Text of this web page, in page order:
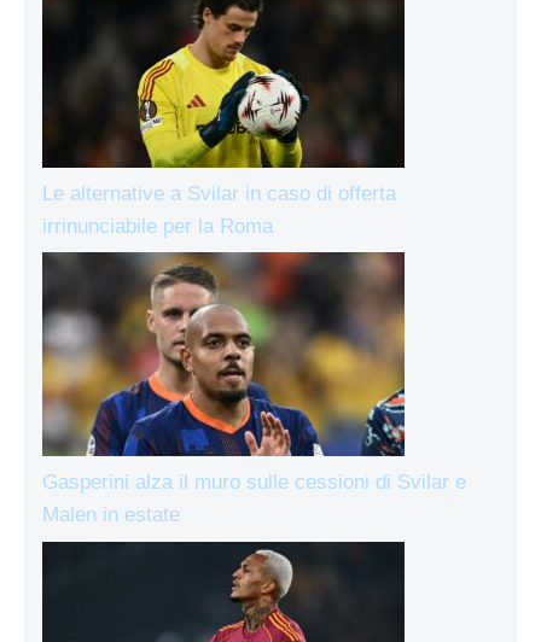
Le alternative a Svilar in caso di offerta
irrinunciabile per la Roma
Gasperini alza il muro sulle cessioni di Svilar e
Malen in estate